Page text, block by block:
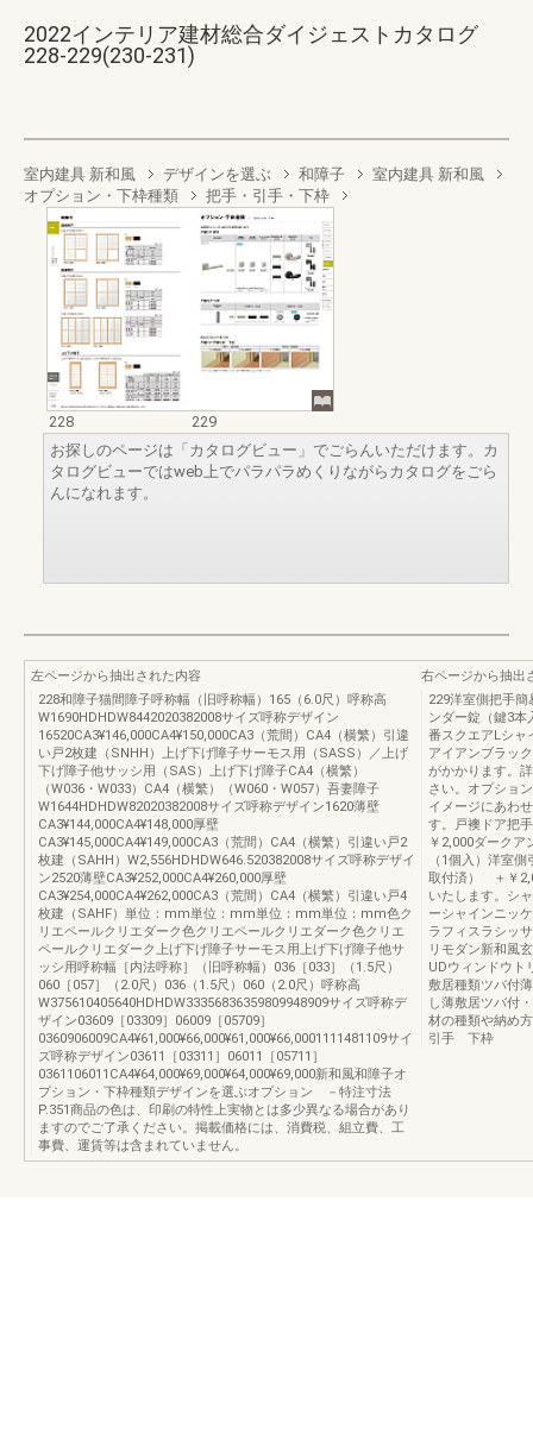
2022インテリア建材総合ダイジェストカタログ
228-229(230-231)
室内建具 新和風 デザインを選ぶ 和障子
室内建具 新和風
オプション・下枠種類
把手・引手・下枠
228
229
お探しのページは「カタログビュー」でごらんいただけます。カ
タログビューではweb上でパラパラめくりながらカタログをごら
んになれます。
左ページから抽出された内容
228和障子猫間障子呼称幅（旧呼称幅）165（6.0尺）呼称高
W1690HDHDW8442020382008サイズ呼称デザイン
16520CA3¥146,000CA4¥150,000CA3（荒間）CA4（横繁）引違
い戸2枚建（SNHH）上げ下げ障子サーモス用（SASS）／上げ
下げ障子他サッシ用（SAS）上げ下げ障子CA4（横繁）
（W036・W033）CA4（横繁）（W060・W057）吾妻障子
W1644HDHDW82020382008サイズ呼称デザイン1620薄壁
CA3¥144,000CA4¥148,000厚壁
CA3¥145,000CA4¥149,000CA3（荒間）CA4（横繁）引違い戸2
枚建（SAHH）W2,556HDHDW646.520382008サイズ呼称デザイ
ン2520薄壁CA3¥252,000CA4¥260,000厚壁
CA3¥254,000CA4¥262,000CA3（荒間）CA4（横繁）引違い戸4
枚建（SAHF）単位：mm単位：mm単位：mm単位：mm色ク
リエペールクリエダーク色クリエペールクリエダーク色クリエ
ペールクリエダーク上げ下げ障子サーモス用上げ下げ障子他サ
ッシ用呼称幅［内法呼称］（旧呼称幅）036［033］（1.5尺）
060［057］（2.0尺）036（1.5尺）060（2.0尺）呼称高
W375610405640HDHDW33356836359809948909サイズ呼称デ
ザイン03609［03309］06009［05709］
0360906009CA4¥61,000¥66,000¥61,000¥66,0001111481109サイ
ズ呼称デザイン03611［03311］06011［05711］
0361106011CA4¥64,000¥69,000¥64,000¥69,000新和風和障子オ
プション・下枠種類デザインを選ぶオプション －特注寸法
P.351商品の色は、印刷の特性上実物とは多少異なる場合があり
ますのでご了承ください。掲載価格には、消費税、組立費、工
事費、運賃等は含まれていません。
右ページから抽出
229洋室側把手
ンダー錠（鍵3
番スクエアLシャ
アイアンブラッ
がかかります。
さい。オプショ
イメージにあわ
す。戸襖ドア把
￥2,000ダーク
（1個入）洋室
取付済） ＋￥
いたします。シ
ーシャインニッ
ラフィスラシッ
リモダン新和風
UDウィンドウ
敷居種類ツバ付
し薄敷居ツバ付
材の種類や納め
引手 下枠